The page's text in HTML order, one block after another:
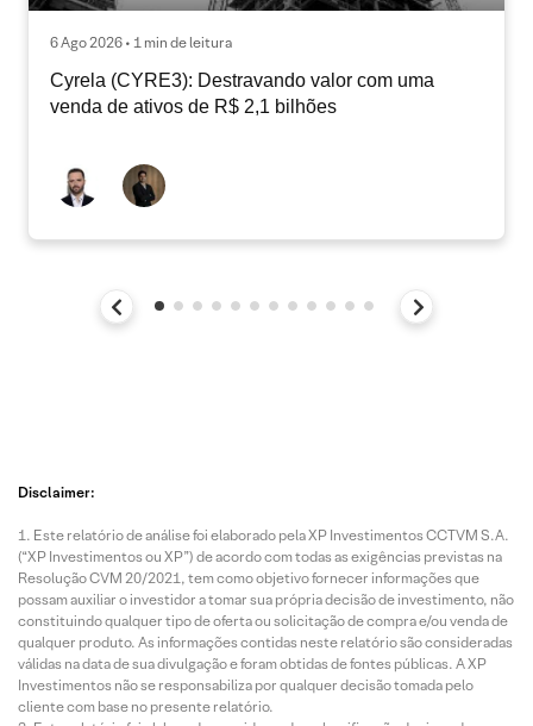
6 Ago 2026 • 1 min de leitura
Cyrela (CYRE3): Destravando valor com uma
venda de ativos de R$ 2,1 bilhões
Disclaimer:
Este relatório de análise foi elaborado pela XP Investimentos CCTVM S.A.
(“XP Investimentos ou XP”) de acordo com todas as exigências previstas na
Resolução CVM 20/2021, tem como objetivo fornecer informações que
possam auxiliar o investidor a tomar sua própria decisão de investimento, não
constituindo qualquer tipo de oferta ou solicitação de compra e/ou venda de
qualquer produto. As informações contidas neste relatório são consideradas
válidas na data de sua divulgação e foram obtidas de fontes públicas. A XP
Investimentos não se responsabiliza por qualquer decisão tomada pelo
cliente com base no presente relatório.